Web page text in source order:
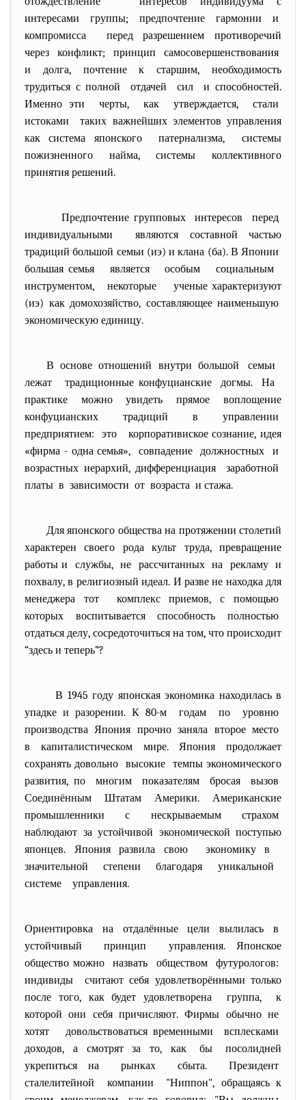
интересами группы; предпочтение гармонии и
компромисса перед разрешением противоречий
через конфликт; принцип самосовершенствования
и долга, почтение к старшим, необходимость
трудиться с полной отдачей сил и способностей.
Именно эти черты, как утверждается, стали
истоками таких важнейших элементов управления
как система японского патернализма, системы
пожизненного найма, системы коллективного
принятия решений.
Предпочтение групповых интересов перед
индивидуальными являются составной частью
традиций большой семьи (иэ) и клана (ба). В Японии
большая семья является особым социальным
инструментом, некоторые ученые характеризуют
(иэ) как домохозяйство, составляющее наименьшую
экономическую единицу.
В основе отношений внутри большой семьи
лежат традиционные конфуцианские догмы. На
практике можно увидеть прямое воплощение
конфуцианских традиций в управлении
предприятием: это корпоративиское сознание, идея
«фирма - одна семья», совпадение должностных и
возрастных иерархий, дифференциация заработной
платы в зависимости от возраста и стажа.
Для японского общества на протяжении столетий
характерен своего рода культ труда, превращение
работы и службы, не рассчитанных на рекламу и
похвалу, в религиозный идеал. И разве не находка для
менеджера тот комплекс приемов, с помощью
которых воспитывается способность полностью
отдаться делу, сосредоточиться на том, что происходит
“здесь и теперь”?
В 1945 году японская экономика находилась в
упадке и разорении. К 80-м годам по уровню
производства Япония прочно заняла второе место
в капиталистическом мире. Япония продолжает
сохранять довольно высокие темпы экономического
развития, по многим показателям бросая вызов
Соединённым Штатам Америки. Американские
промышленники с нескрываемым страхом
наблюдают за устойчивой экономической поступью
японцев. Япония развила свою экономику в
значительной степени благодаря уникальной
системе управления.
Ориентировка на отдалённые цели вылилась в
устойчивый принцип управления. Японское
общество можно назвать обществом футурологов:
индивиды считают себя удовлетворёнными только
после того, как будет удовлетворена группа, к
которой они себя причисляют. Фирмы обычно не
хотят довольствоваться временными всплесками
доходов, а смотрят за то, как бы посолидней
укрепиться на рынках сбыта. Президент
сталелитейной компании "Ниппон", обращаясь к